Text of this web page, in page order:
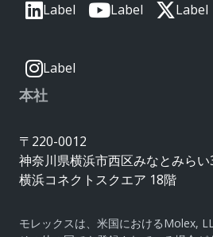
Label Label Label
Label
本社
〒220-0012
神奈川県横浜市西区みなとみら
横浜コネクトスクエア 18階
モレックスは、米国におけるMolex,